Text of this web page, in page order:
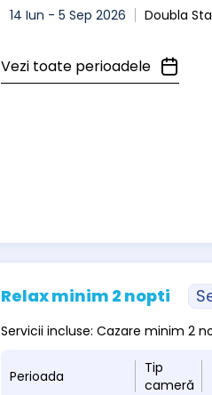
14 Iun - 5 Sep 2026
Doubla
Vezi toate perioadele
Relax minim 2 nopti
Servicii incluse: Cazare minim 2
Perioada
Tip
cameră